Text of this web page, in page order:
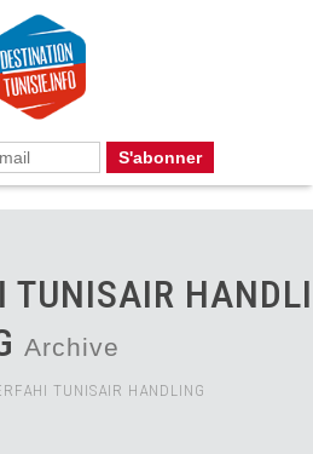
TUNISAIR HANDLI
Archive
TUNISAIR HANDLING